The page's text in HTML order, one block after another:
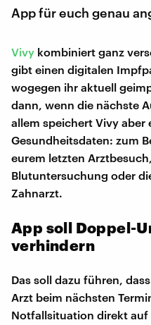
App für euch genau
Vivy kombiniert ganz
gibt einen digitalen
wogegen ihr aktuell
dann, wenn die nächste
allem speichert Vivy aber
Gesundheitsdaten: zum
eurem letzten
Blutuntersuchung oder
Zahnarzt.
App soll Doppel-
verhindern
Das soll dazu führen,
Arzt beim nächsten
Notfallsituation direkt auf